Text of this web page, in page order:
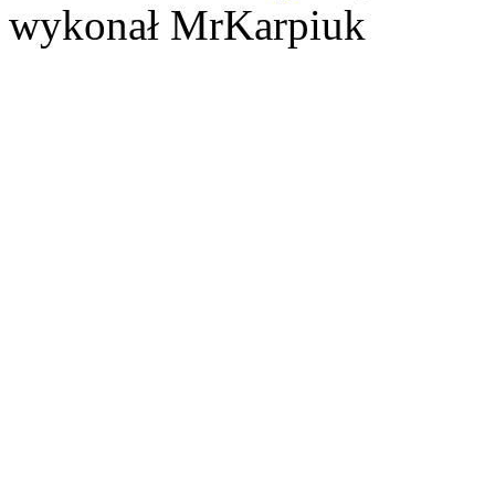
wykonał MrKarpiuk